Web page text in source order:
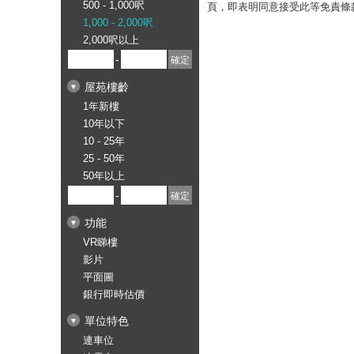
500 - 1,000呎
1,000 - 2,000呎
2,000呎以上
-
屋苑樓齡
1年新樓
10年以下
10 - 25年
25 - 50年
50年以上
-
功能
VR睇樓
影片
平面圖
銀行即時估價
單位特色
連車位
頁，即表明同意接受此等免責條